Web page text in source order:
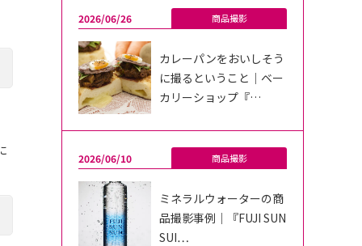
2026/06/26 商品撮影
カレーパンをおいしそう
に撮るということ｜ベー
カリーショップ『…
2026/06/10 商品撮影
ミネラルウォーターの商
品撮影事例｜『FUJI SUN
SUI…